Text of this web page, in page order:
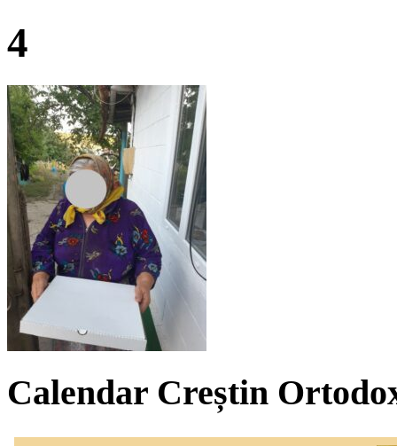
4
Calendar Creștin